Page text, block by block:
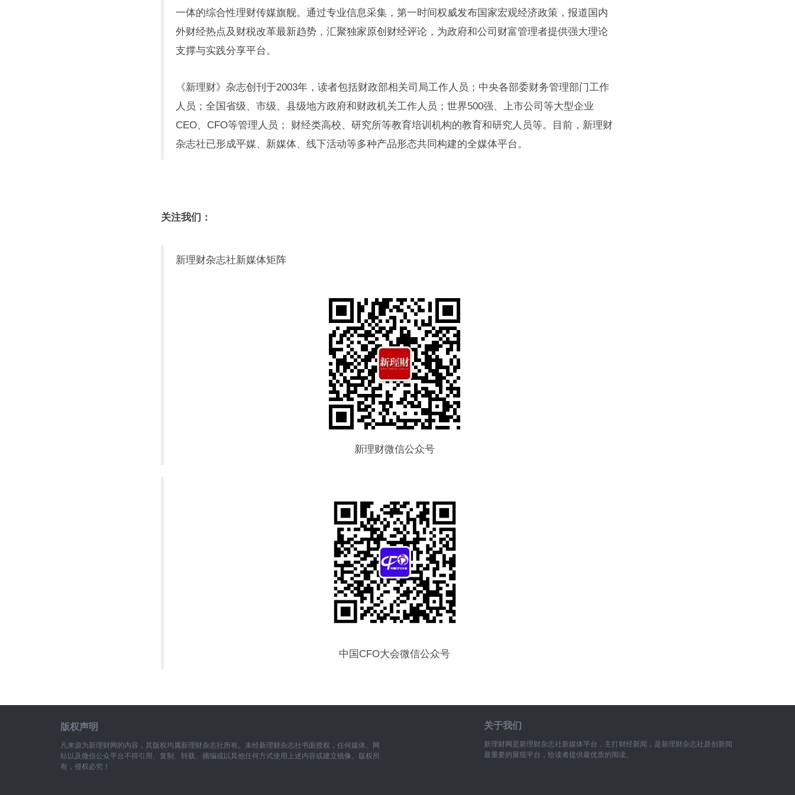
一体的综合性理财传媒旗舰。通过专业信息采集，第一时间权威发布国家宏观经济政策，报道国内
外财经热点及财税改革最新趋势，汇聚独家原创财经评论，为政府和公司财富管理者提供强大理论
支撑与实践分享平台。
《新理财》杂志创刊于2003年，读者包括财政部相关司局工作人员；中央各部委财务管理部门工作
人员；全国省级、市级、县级地方政府和财政机关工作人员；世界500强、上市公司等大型企业
CEO、CFO等管理人员； 财经类高校、研究所等教育培训机构的教育和研究人员等。目前，新理财
杂志社已形成平媒、新媒体、线下活动等多种产品形态共同构建的全媒体平台。
关注我们：
新理财杂志社新媒体矩阵
新理财微信公众号
中国CFO大会微信公众号
关于我们
新理财网是新理财杂志社新媒体平台，主打财经新闻，是新理财杂志社原创新闻
最重要的展现平台，给读者提供最优质的阅读。
版权声明
凡来源为新理财网的内容，其版权均属新理财杂志社所有。未经新理财杂志社书面授权，任何媒体、网
站以及微信公众平台不得引用、复制、转载、摘编或以其他任何方式使用上述内容或建立镜像。版权所
有，侵权必究！